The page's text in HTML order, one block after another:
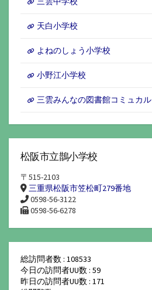
天白小学校
よねのしょう小学校
小野江小学校
三雲みんなの図書館コミュカル
松阪市立鵲小学校
〒515-2103
三重県松阪市笠松町279番地
0598-56-3122
0598-56-6278
総訪問者数 : 108533
今日の訪問者UU数 : 59
昨日の訪問者UU数 : 171